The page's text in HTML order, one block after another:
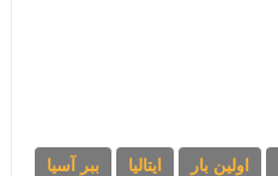
اولین بار ایتالیا ببر آسیا